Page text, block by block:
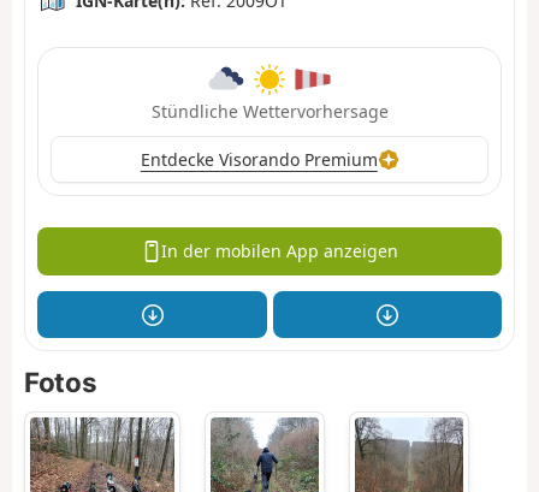
Stündliche Wettervorhersage
Entdecke Visorando Premium
In der mobilen App anzeigen
Fotos